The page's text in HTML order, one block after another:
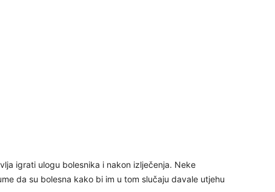
igrati ulogu bolesnika i nakon izlječenja. Neke
da su bolesna kako bi im u tom slučaju davale utjehu